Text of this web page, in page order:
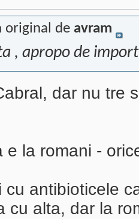
original de avram
, apropo de
dar nu tre
e la romani -
cu antibioticele
cu alta, dar la